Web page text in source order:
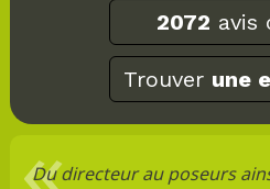
2072 avis
Trouver une
Du directeur au poseurs